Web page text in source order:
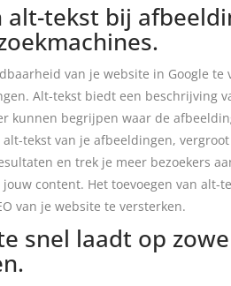
alt-tekst bij
van je website in Google
Alt-tekst biedt een beschrijving
kunnen begrijpen waar de
tekst van je afbeeldingen,
en trek je meer bezoekers
content. Het toevoegen van alt-
van je website te versterken.
snel laadt op